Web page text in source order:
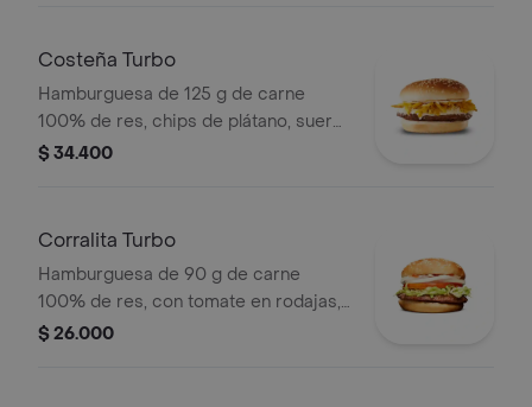
Costeña Turbo
Hamburguesa de 125 g de carne
100% de res, chips de plátano, suero,
queso costeño rallado y salsa blanca
$ 34.400
Corralita Turbo
Hamburguesa de 90 g de carne
100% de res, con tomate en rodajas,
cebolla en rodajas, lechuga, salsa
$ 26.000